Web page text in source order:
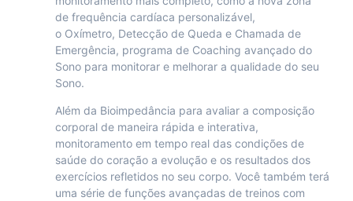
de frequência cardíaca personalizável,
o Oxímetro, Detecção de Queda e Chamada de
Emergência, programa de Coaching avançado do
Sono para monitorar e melhorar a qualidade do seu
Sono.
Além da Bioimpedância para avaliar a composição
corporal de maneira rápida e interativa,
monitoramento em tempo real das condições de
saúde do coração a evolução e os resultados dos
exercícios refletidos no seu corpo. Você também terá
uma série de funções avançadas de treinos com